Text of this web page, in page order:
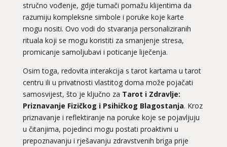
stručno vođenje, gdje tumači pomažu klijentima da
razumiju kompleksne simbole i poruke koje karte
mogu nositi. Ovo vodi do stvaranja personaliziranih
rituala koji se mogu koristiti za smanjenje stresa,
promicanje samoljubavi i poticanje liječenja.
Osim toga, redovita interakcija s tarot kartama u tarot
centru ili u privatnosti vlastitog doma može pojačati
samosvijest, što je ključno za Tarot i Zdravlje:
Priznavanje Fizičkog i Psihičkog Blagostanja. Kroz
priznavanje i reflektiranje na poruke koje se pojavljuju
u čitanjima, pojedinci mogu postati proaktivni u
prepoznavanju i rješavanju zdravstvenih briga prije